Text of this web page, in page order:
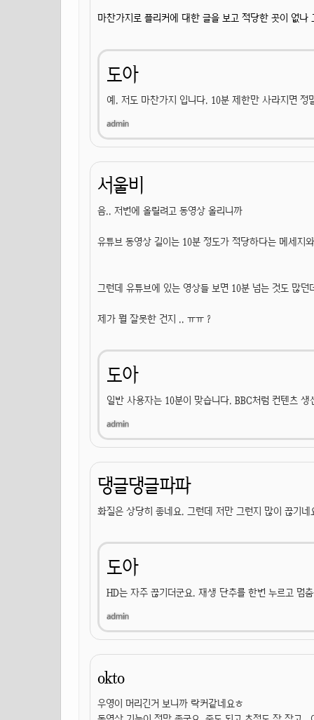
마찬가지로 플리커에 대한 글을 보고 적당한 곳이 없
도아
예. 저도 마찬가지 입니다. 10분 제한만 사라지면 정
서울비
음.. 저번에 올릴려고 동영상 올리니까
유튜브 동영상 길이는 10분 정도가 적당하다는 메세지
그런데 유튜브에 있는 영상들 보면 10분 넘는 것도 많던
제가 뭘 잘못한 건지 .. ㅠㅠ ?
도아
일반 사용자는 10분이 맞습니다. BBC처럼 컨텐츠
댕글댕글파파
화질은 상당히 좋네요. 그런데 저만 그런지 많이 끊기네
도아
HD는 자주 끊기더군요. 재생 단추를 한번 누르고 멈
okto
우영이 머리긴거 보니까 락커같네요ㅎ